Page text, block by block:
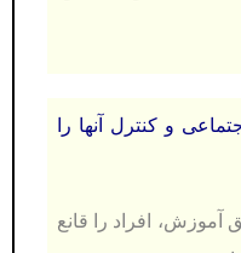
و كنترل آنها را
آموزش، افراد را قانع